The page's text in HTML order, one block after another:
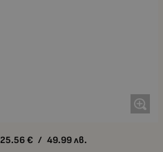
25.56 € / 49.99 лв.